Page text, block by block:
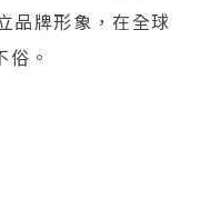
品牌形象，在全球
。